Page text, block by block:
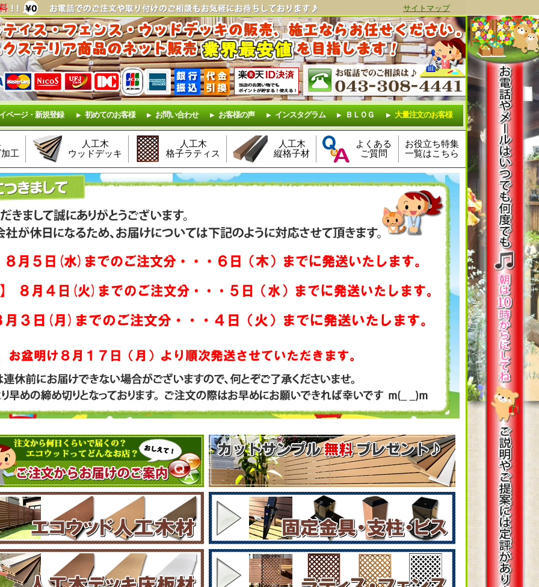
サイトマップ
ページ・新規登録 初めてのお客様 お問い合わせ お客様の声 インスタグラム ＢＬＯＧ 大量注文のお客様
工
人工木
ウッドデッキ
人工木
格子ラティス
人工木
縦格子材
よくある
ご質問
お役立ち特集
一覧はこちら